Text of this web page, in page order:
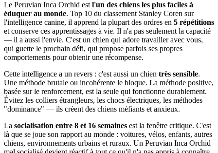
Le Peruvian Inca Orchid est l'un des chiens les plus faciles à
éduquer au monde. Top 10 du classement Stanley Coren sur
l'intelligence canine, il apprend la plupart des ordres en 5 répétitions
et conserve ces apprentissages à vie. Il n'a pas seulement la capacité
— il a aussi l'envie. C'est un chien qui adore travailler avec vous,
qui guette le prochain défi, qui propose parfois ses propres
comportements pour obtenir une récompense.
Cette intelligence a un revers : c'est aussi un chien très sensible.
Une méthode brutale ou incohérente le bloque. La méthode positive,
basée sur le renforcement, est la seule qui fonctionne durablement.
Évitez les colliers étrangleurs, les chocs électriques, les méthodes
"dominance" — ils créent des chiens méfiants et anxieux.
La socialisation entre 8 et 16 semaines est la fenêtre critique. C'est
là que se joue son rapport au monde : voitures, vélos, enfants, autres
chiens, environnements urbains et ruraux. Un Peruvian Inca Orchid